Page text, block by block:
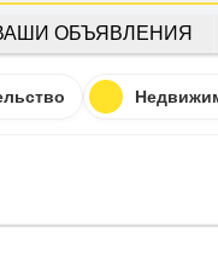
ОБЪЯВЛЕНИЯ